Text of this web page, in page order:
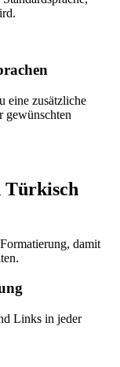
eine zusätzliche
gewünschten
Türkisch
damit
Links in jeder